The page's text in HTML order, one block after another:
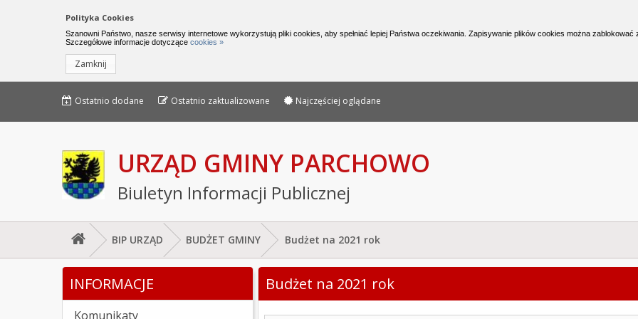
Urząd Gminy Parchowo - Biuletyn Informacji Publicznej
Nawigacja do pomijania linków
Polityka Cookies
Szanowni Państwo, nasze serwisy internetowe wykorzystują pliki cookies, aby spełniać lepiej Państwa oczekiwania. Zapisywanie plików cookies można zablokować
Szczegółowe informacje dotyczące cookies »
Zamknij
Menu górne
Menu górne - edycja strony
Ostatnio dodane Ostatnio zaktualizowane Najczęściej oglądane
URZĄD GMINY PARCHOWO
Biuletyn Informacji Publicznej
Jesteś tutaj: Budżet na 2021 rok
BIP URZĄD BUDŻET GMINY Budżet na 2021 rok
Lewe menu
INFORMACJE
Komunikaty
Budżet na 2021 rok